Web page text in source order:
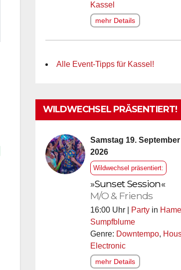
Kassel
mehr Details
Alle Event-Tipps für Kassel!
WILDWECHSEL PRÄSENTIERT!
Samstag 19. September
2026
Wildwechsel präsentiert:
»Sunset Session«
M/O & Friends
16:00 Uhr | Partyin
Sumpfblume
Genre: Downtempo,
Electronic
mehr Details